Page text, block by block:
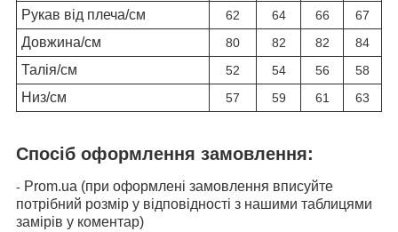
Рукав від плеча/см 62 64 66 67
Довжина/см 80 82 82 84
Талія/см 52 54 56 58
Низ/см 57 59 61 63
Спосіб оформлення замовлення:
- Prom.ua (при оформлені замовлення вписуйте
потрібний розмір у відповідності з нашими таблицями
замірів у коментар)